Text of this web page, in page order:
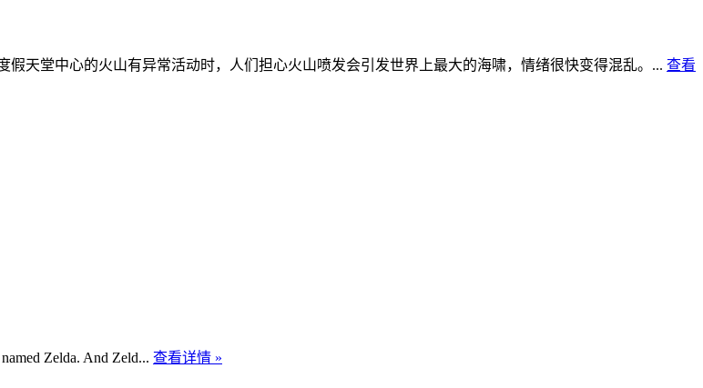
堂中心的火山有异常活动时，人们担心火山喷发会引发世界上最大的海啸，情绪很快变得混乱。... 查看
Zelda. And Zeld... 查看详情 »